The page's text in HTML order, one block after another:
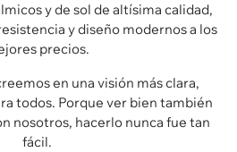
y de sol de altísima calidad,
y diseño modernosa los
precios.
en una visión más clara,
todos. Porque ver bien también
nosotros, hacerlo nunca fue tan
fácil.